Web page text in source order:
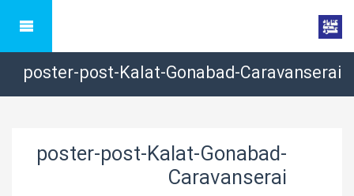
poster-post-Kalat-Gonabad-Caravanserai
poster-post-Kalat-Gonabad-
Caravanserai